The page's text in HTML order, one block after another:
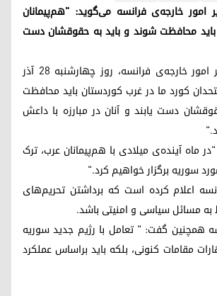
امور خارجه‌ی فرانسه می‌گوید: "هم‌پیمانان
محافظت شوند و باید به حقوقشان دست
ژان نویل بارو، وزیر امور خارجه‌ی فرانسه، روز چهارشنبه ۲۸ آذر
کورد ما در غرب کوردستان باید محافظت
دست یابند و آنان در مبارزه با داعش
ماه آینده‌ی میلادی با هم‌پیمانان عرب، ترک
سوریه برگزار خواهیم کرد."
اعلام کرده است که برداشتن تحریم‌های
مسائل سیاسی و امنیتی باشد.
همچنین گفت: " تعامل با رژیم جدید سوریه
مقامات کنونی، بلکه باید براساس عملکرد